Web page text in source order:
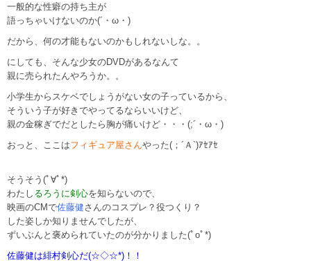
一般的な性癖の持ち主が
語っちゃいけないのか(´・ω・)
だから、何の才能もないのかもしれないしな。。
にしても、そんな少女のDVDがあるなんて
親に売られたんやろうか。。
小学生からスケベでしょうがない女の子っているから、
そういう子が好きでやってるならいいけど、
親の金稼ぎでだとしたら胸が痛いけど・・・(;´・ω・)
おっと、ここはフィギュア屋さんやった(；´Ａ`)ｱｾｱｾ
そうそう(ﾟ∀ﾟ*)
わたし るろうに剣心を知らないので、
映画のCMで佐藤健さんのコスプレ？役つくり？
した姿しか知りませんでしたが、
ずいぶんと褒められていたのが分かりました(ﾟoﾟ*)
佐藤健は緋村剣心だ(☆◇☆*)！！